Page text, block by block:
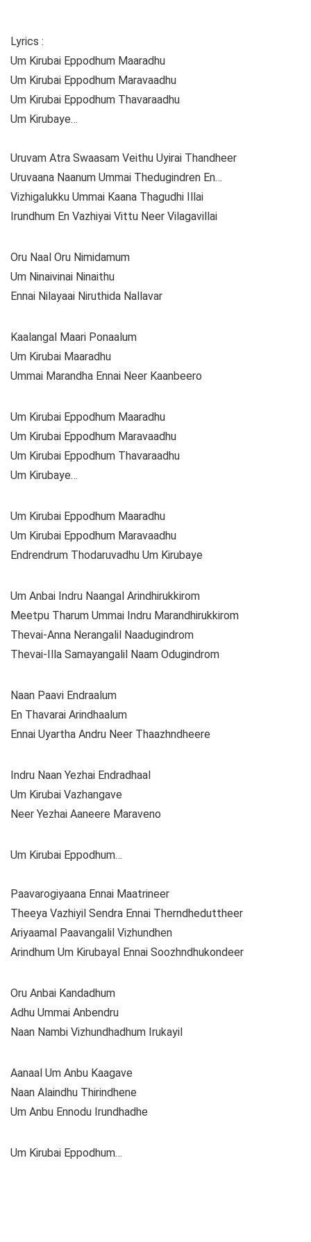
Lyrics :
Um Kirubai Eppodhum Maaradhu
Um Kirubai Eppodhum Maravaadhu
Um Kirubai Eppodhum Thavaraadhu
Um Kirubaye…
Uruvam Atra Swaasam Veithu Uyirai Thandheer
Uruvaana Naanum Ummai Thedugindren En…
Vizhigalukku Ummai Kaana Thagudhi Illai
Irundhum En Vazhiyai Vittu Neer Vilagavillai
Oru Naal Oru Nimidamum
Um Ninaivinai Ninaithu
Ennai Nilayaai Niruthida Nallavar
Kaalangal Maari Ponaalum
Um Kirubai Maaradhu
Ummai Marandha Ennai Neer Kaanbeero
Um Kirubai Eppodhum Maaradhu
Um Kirubai Eppodhum Maravaadhu
Um Kirubai Eppodhum Thavaraadhu
Um Kirubaye…
Um Kirubai Eppodhum Maaradhu
Um Kirubai Eppodhum Maravaadhu
Endrendrum Thodaruvadhu Um Kirubaye
Um Anbai Indru Naangal Arindhirukkirom
Meetpu Tharum Ummai Indru Marandhirukkirom
Thevai-Anna Nerangalil Naadugindrom
Thevai-Illa Samayangalil Naam Odugindrom
Naan Paavi Endraalum
En Thavarai Arindhaalum
Ennai Uyartha Andru Neer Thaazhndheere
Indru Naan Yezhai Endradhaal
Um Kirubai Vazhangave
Neer Yezhai Aaneere Maraveno
Um Kirubai Eppodhum…
Paavarogiyaana Ennai Maatrineer
Theeya Vazhiyil Sendra Ennai Therndheduttheer
Ariyaamal Paavangalil Vizhundhen
Arindhum Um Kirubayal Ennai Soozhndhukondeer
Oru Anbai Kandadhum
Adhu Ummai Anbendru
Naan Nambi Vizhundhadhum Irukayil
Aanaal Um Anbu Kaagave
Naan Alaindhu Thirindhene
Um Anbu Ennodu Irundhadhe
Um Kirubai Eppodhum…